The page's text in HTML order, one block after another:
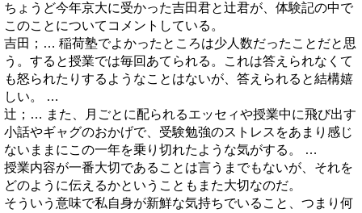
ちょうど今年京大に受かった吉田君と辻君が、体験記の中で
このことについてコメントしている。
吉田；… 稲荷塾でよかったところは少人数だったことだと思
う。すると授業では毎回あてられる。これは答えられなくて
も怒られたりするようなことはないが、答えられると結構嬉
しい。 …
辻；… また、月ごとに配られるエッセィや授業中に飛び出す
小話やギャグのおかげで、受験勉強のストレスをあまり感じ
ないままにこの一年を乗り切れたような気がする。 …
授業内容が一番大切であることは言うまでもないが、それを
どのように伝えるかということもまた大切なのだ。
そういう意味で私自身が新鮮な気持ちでいること、つまり何